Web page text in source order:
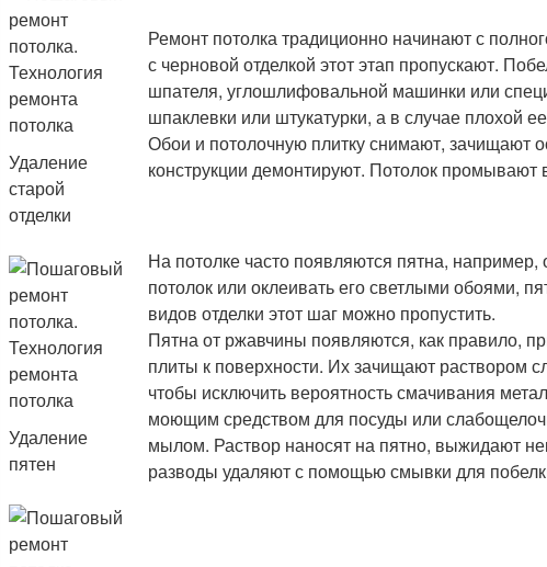
Удаление
старой
отделки
Ремонт потолка традиционно начинают с
с черновой отделкой этот этап пропускают.
шпателя, углошлифовальной машинки или
шпаклевки или штукатурки, а в случае плохой
Обои и потолочную плитку снимают, зачищают
конструкции демонтируют. Потолок
Удаление
пятен
На потолке часто появляются пятна, например,
потолок или оклеивать его светлыми обоями,
видов отделки этот шаг можно пропустить.
Пятна от ржавчины появляются, как правило,
плиты к поверхности. Их зачищают раствором
чтобы исключить вероятность смачивания
моющим средством для посуды или
мылом. Раствор наносят на пятно, выжидают
разводы удаляют с помощью смывки для